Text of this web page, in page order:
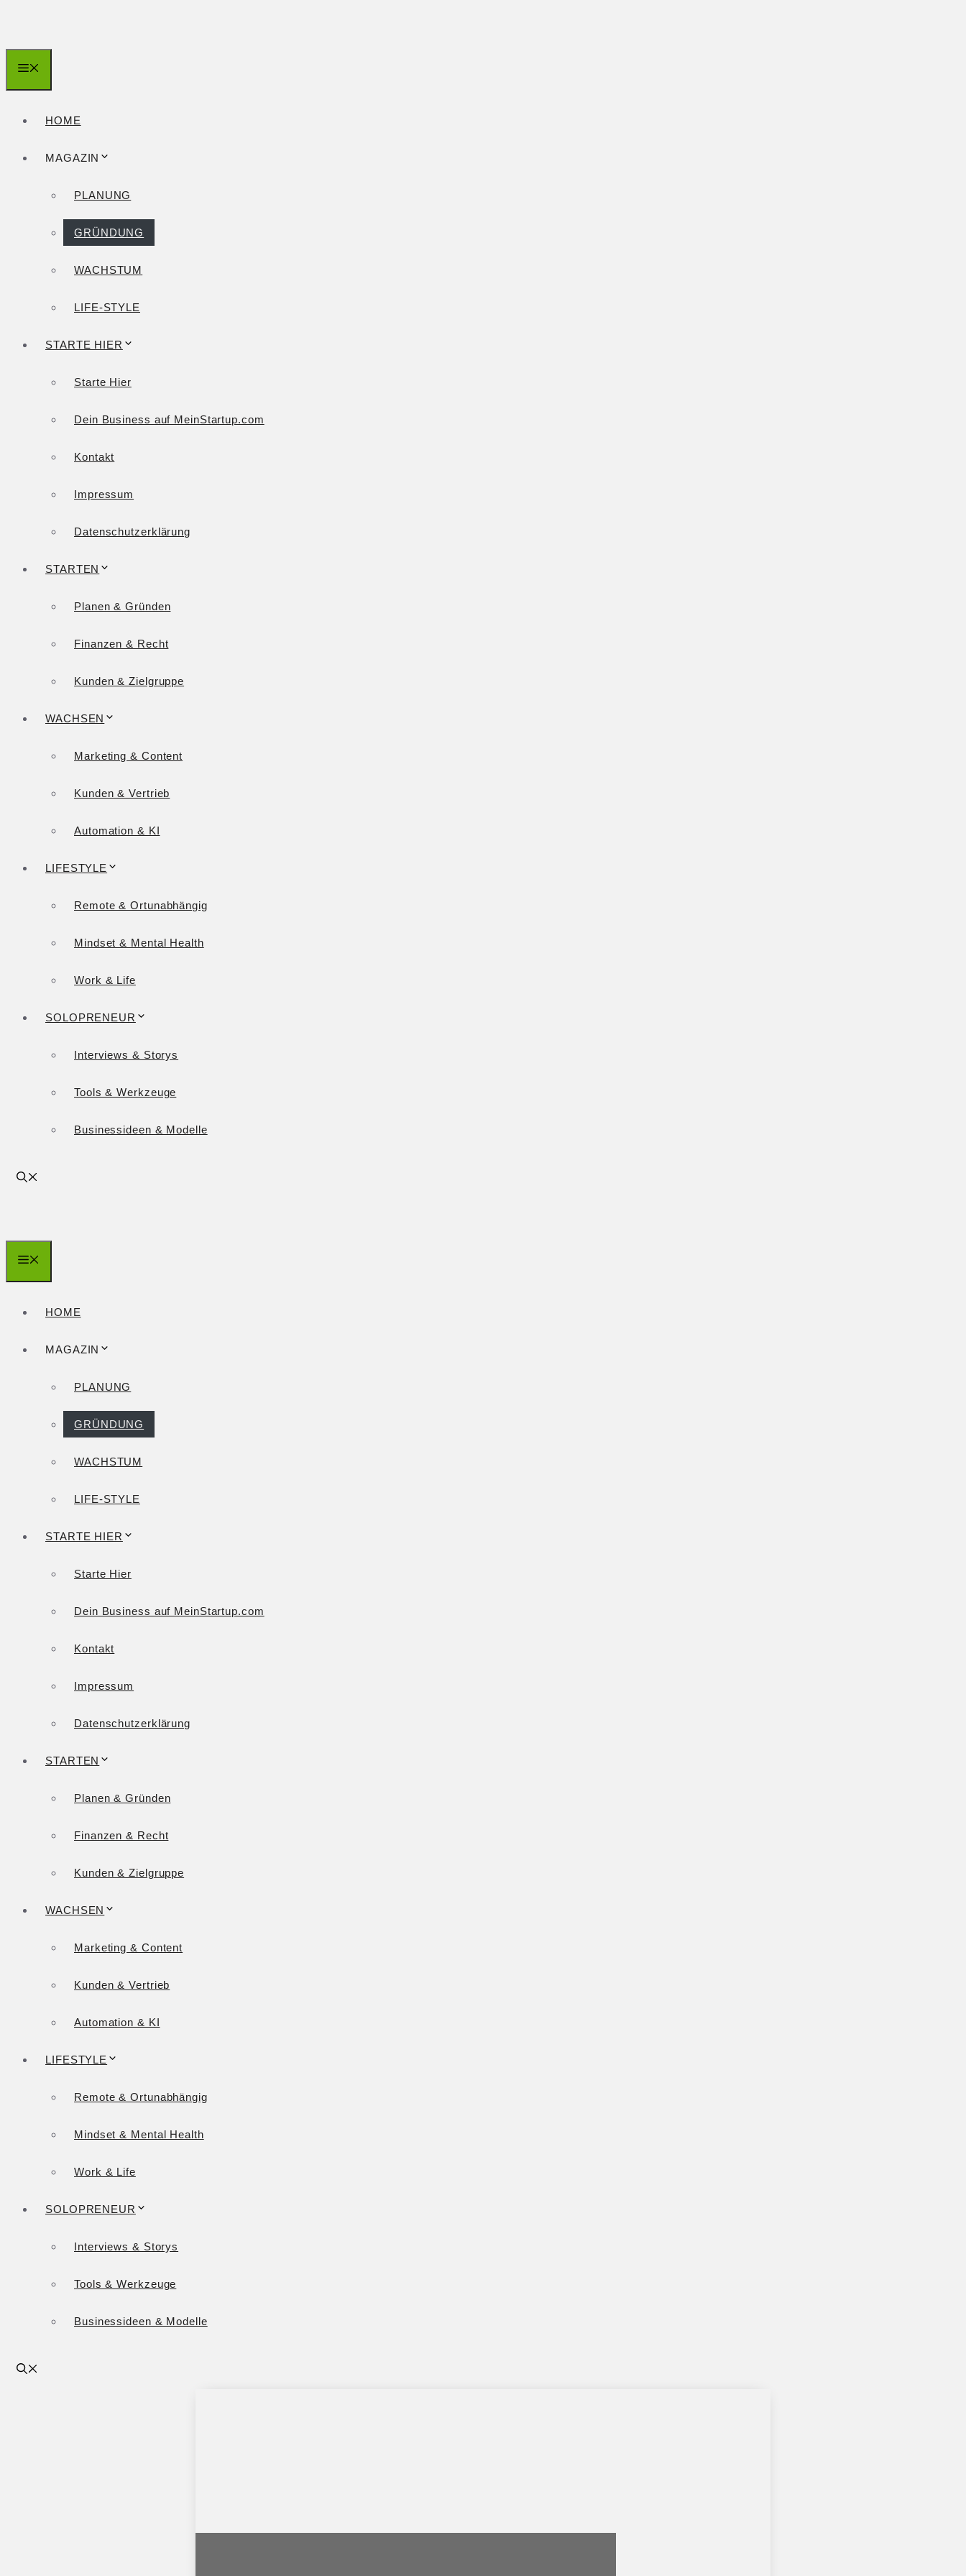
springen
HOME
MAGAZIN
PLANUNG
GRÜNDUNG
WACHSTUM
LIFE-STYLE
STARTE HIER
Starte Hier
Dein Business auf MeinStartup.com
Kontakt
Impressum
Datenschutzerklärung
STARTEN
Planen & Gründen
Finanzen & Recht
Kunden & Zielgruppe
WACHSEN
Marketing & Content
Kunden & Vertrieb
Automation & KI
LIFESTYLE
Remote & Ortunabhängig
Mindset & Mental Health
Work & Life
SOLOPRENEUR
Interviews & Storys
Tools & Werkzeuge
Businessideen & Modelle
HOME
MAGAZIN
PLANUNG
GRÜNDUNG
WACHSTUM
LIFE-STYLE
STARTE HIER
Starte Hier
Dein Business auf MeinStartup.com
Kontakt
Impressum
Datenschutzerklärung
STARTEN
Planen & Gründen
Finanzen & Recht
Kunden & Zielgruppe
WACHSEN
Marketing & Content
Kunden & Vertrieb
Automation & KI
LIFESTYLE
Remote & Ortunabhängig
Mindset & Mental Health
Work & Life
SOLOPRENEUR
Interviews & Storys
Tools & Werkzeuge
Businessideen & Modelle